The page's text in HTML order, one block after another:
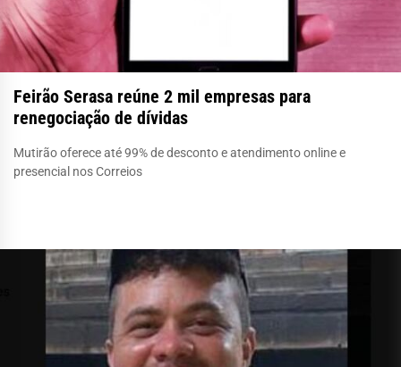
Feirão Serasa reúne 2 mil empresas para
renegociação de dívidas
Mutirão oferece até 99% de desconto e atendimento online e
presencial nos Correios